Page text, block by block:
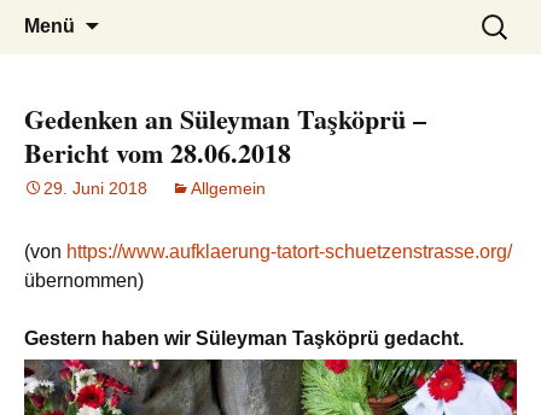
burak
Menü
Suchen
nach:
Gedenken an Süleyman Taşköprü –
Bericht vom 28.06.2018
29. Juni 2018 Allgemein
(von https://www.aufklaerung-tatort-schuetzenstrasse.org/
übernommen)
Gestern haben wir Süleyman Taşköprü gedacht.